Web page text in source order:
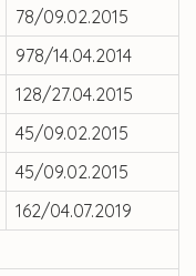
78/09.02.2015
978/14.04.2014
128/27.04.2015
45/09.02.2015
45/09.02.2015
162/04.07.2019